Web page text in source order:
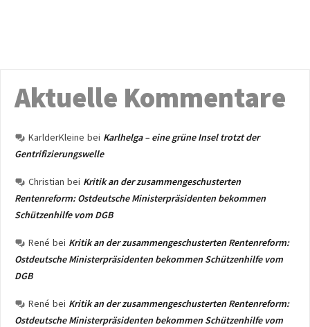
Aktuelle Kommentare
KarlderKleine bei Karlhelga – eine grüne Insel trotzt der
Gentrifizierungswelle
Christian bei Kritik an der zusammengeschusterten
Rentenreform: Ostdeutsche Ministerpräsidenten bekommen
Schützenhilfe vom DGB
René bei Kritik an der zusammengeschusterten Rentenreform:
Ostdeutsche Ministerpräsidenten bekommen Schützenhilfe vom
DGB
René bei Kritik an der zusammengeschusterten Rentenreform:
Ostdeutsche Ministerpräsidenten bekommen Schützenhilfe vom